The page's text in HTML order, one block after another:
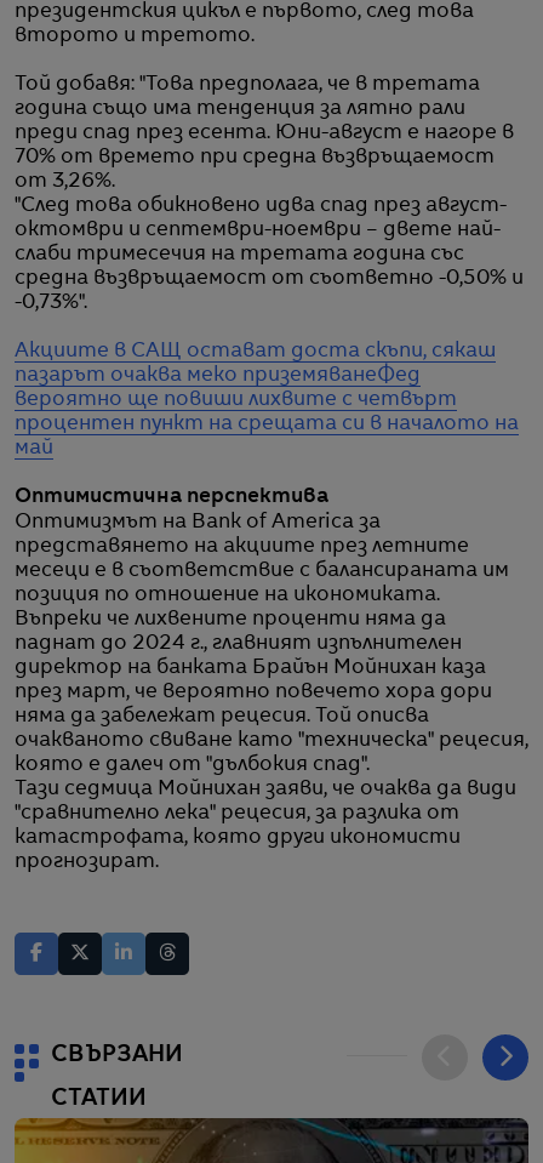
президентския цикъл е първото, след това
второто и третото.
Той добавя: "Това предполага, че в третата
година също има тенденция за лятно рали
преди спад през есента. Юни-август е нагоре в
70% от времето при средна възвръщаемост
от 3,26%.
"След това обикновено идва спад през август-
октомври и септември-ноември – двете най-
слаби тримесечия на третата година със
средна възвръщаемост от съответно -0,50% и
-0,73%".
Акциите в САЩ остават доста скъпи, сякаш
пазарът очаква меко приземяванеФед
вероятно ще повиши лихвите с четвърт
процентен пункт на срещата си в началото на
май
Оптимистична перспектива
Оптимизмът на Bank of America за
представянето на акциите през летните
месеци е в съответствие с балансираната им
позиция по отношение на икономиката.
Въпреки че лихвените проценти няма да
паднат до 2024 г., главният изпълнителен
директор на банката Брайън Мойнихан каза
през март, че вероятно повечето хора дори
няма да забележат рецесия. Той описва
очакваното свиване като "техническа" рецесия,
която е далеч от "дълбокия спад".
Тази седмица Мойнихан заяви, че очаква да види
"сравнително лека" рецесия, за разлика от
катастрофата, която други икономисти
прогнозират.
СВЪРЗАНИ
СТАТИИ